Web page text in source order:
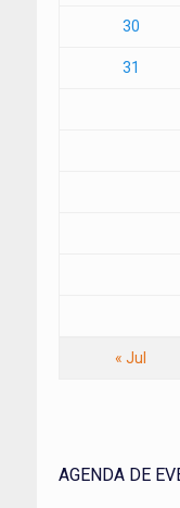
30
31
« Jul
AGENDA DE